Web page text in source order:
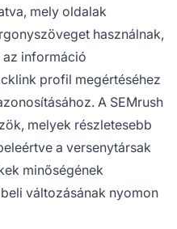
mely oldalak
használnak,
az információ
profil megértéséhez
A SEMrush
melyek részletesebb
a versenytársak
minőségének
változásának nyomon